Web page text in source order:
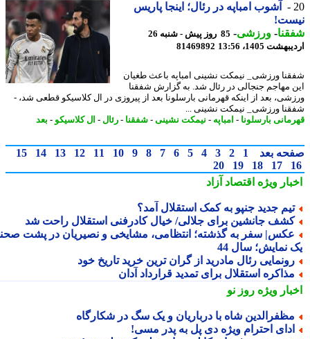
آشوب امباپه در رئال؛ اینجا پاریس
-ورزشی-
85 روز پیش - شنبه 26
1405، 13:56
81469892
ورزشی_ نیمکت نشینی امباپه باعث طغیان
مهاجم جنجالی در رئال شد. به گزارش شفقنا
بعد از اینکه قهرمانی بارسلونا بعد از پیروزی در ال کلاسیکو قطعی شد، -
ورزشی_ نیمکت نشینی ...
بارسلونا-امباپه-نیمکت نشینی-شفقنا-رئال -ال کلاسیکو-بعد
بعد 1
2
3
4
5
6
7
8
9
10
11
12
13
14
15
17
18
19
20
ویژهاقتصاد آزاد
جدید جنپو به کمک استقلال آمد؟
جانشین برای جلالی/ خیال کادرفنی استقلال راحت شد
سفر به گذشته؛ انتظامی، مشایخی و نصیریان در پشت صحنه
نمایش؛ سال 44
رئال مادرید از گران ترین خرید تاریخ خود
استقلال برای تمدید قرارداد آدان
ویژهروز نو
شاه با درباریان و یک سگ در شکارگاه
احترام ویژه دی پل به پدر مسی!